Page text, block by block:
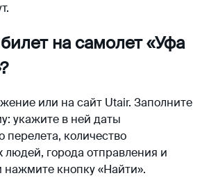
на самолет «Уфа
или на сайт Utair. Заполните
укажите в ней даты
перелета, количество
города отправления и
кнопку «Найти».